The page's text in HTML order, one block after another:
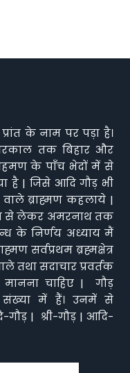
के नाम पर पड़ा है।
तक बिहार और
के पाँच भेदों में से
है | जिसे आदि गौड़ भी
ब्राह्मण कहलाये |
से लेकर अमरनाथ तक
के निर्णय अध्याय मैं
सर्वप्रथम ब्रह्मक्षेत्र
तथा सदाचार प्रवर्तक
मानना चाहिए | गौड़
संख्या में हैं। उनमें से
गौड़ | श्री-गौड़ | आदि-